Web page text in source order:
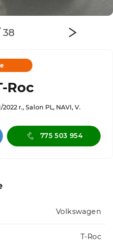
Roc
r., Salon PL, NAVI, V.
775 503 954
Volkswagen
T-Roc